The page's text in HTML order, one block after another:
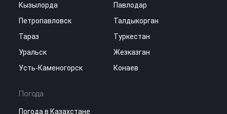
Кызылорда
Павлодар
Петропавловск
Талдыкорган
Тараз
Туркестан
Уральск
Жезказган
Усть-Каменогорск
Конаев
Погода
Погода в Казахстане